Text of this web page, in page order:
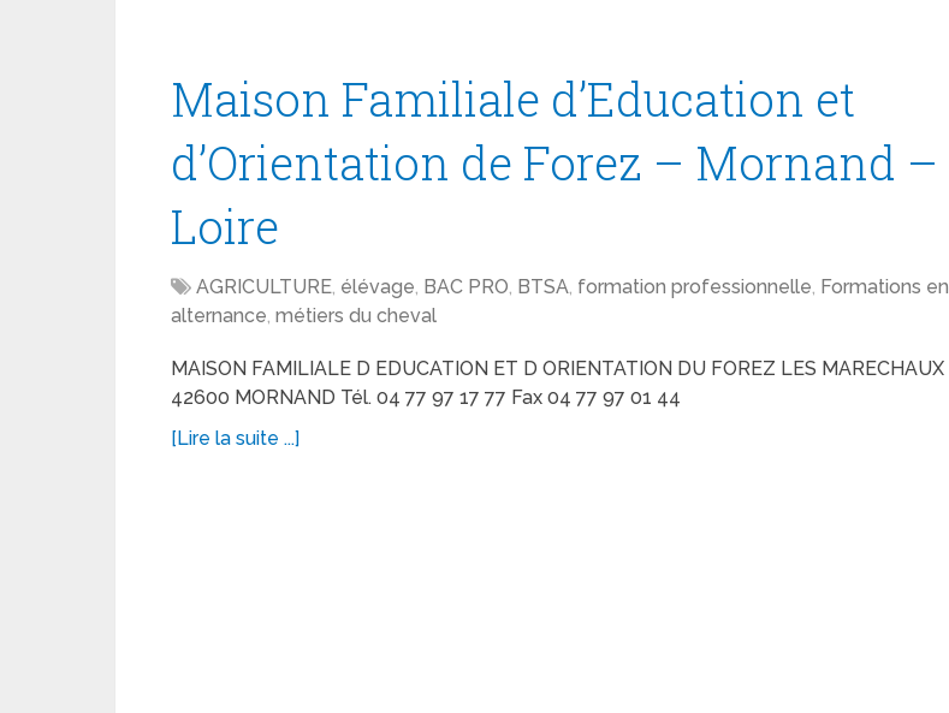
Maison Familiale d’Education et
d’Orientation de Forez – Mornand –
Loire
AGRICULTURE, élévage, BAC PRO, BTSA, formation professionnelle, Formations en
alternance, métiers du cheval
MAISON FAMILIALE D EDUCATION ET D ORIENTATION DU FOREZ LES MARECHAUX
42600 MORNAND Tél. 04 77 97 17 77 Fax 04 77 97 01 44
[Lire la suite ...]